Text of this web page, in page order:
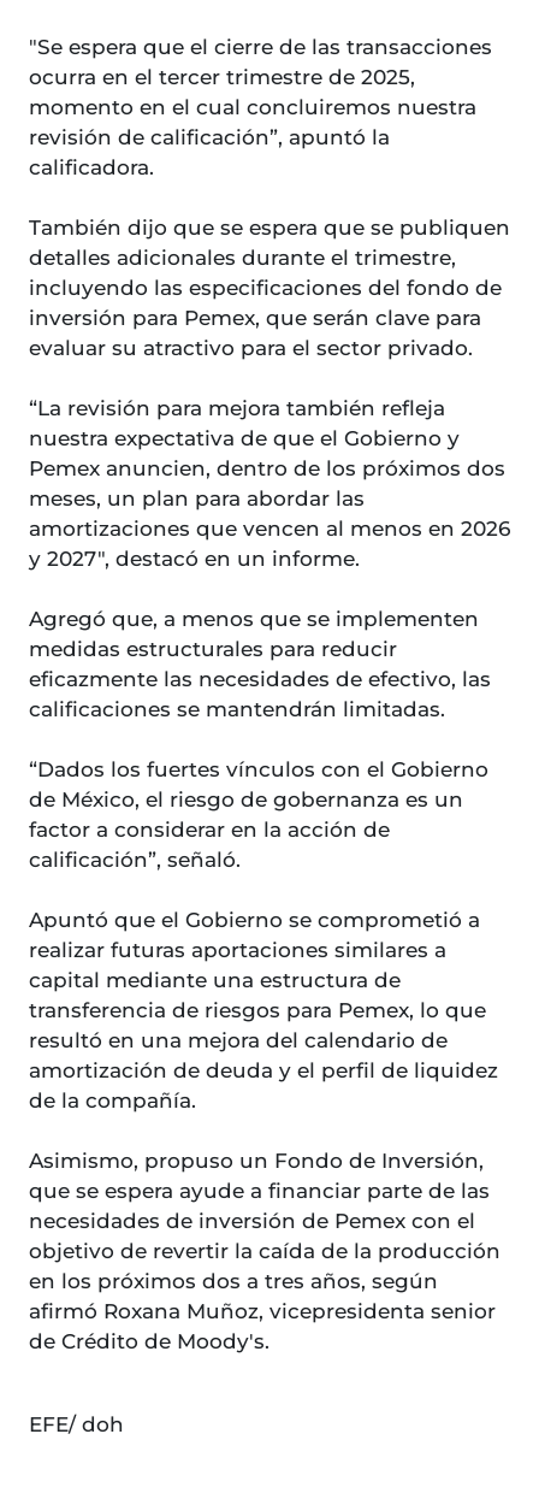
"Se espera que el cierre de las transacciones
ocurra en el tercer trimestre de 2025,
momento en el cual concluiremos nuestra
revisión de calificación”, apuntó la
calificadora.
También dijo que se espera que se publiquen
detalles adicionales durante el trimestre,
incluyendo las especificaciones del fondo de
inversión para Pemex, que serán clave para
evaluar su atractivo para el sector privado.
“La revisión para mejora también refleja
nuestra expectativa de que el Gobierno y
Pemex anuncien, dentro de los próximos dos
meses, un plan para abordar las
amortizaciones que vencen al menos en 2026
y 2027", destacó en un informe.
Agregó que, a menos que se implementen
medidas estructurales para reducir
eficazmente las necesidades de efectivo, las
calificaciones se mantendrán limitadas.
“Dados los fuertes vínculos con el Gobierno
de México, el riesgo de gobernanza es un
factor a considerar en la acción de
calificación”, señaló.
Apuntó que el Gobierno se comprometió a
realizar futuras aportaciones similares a
capital mediante una estructura de
transferencia de riesgos para Pemex, lo que
resultó en una mejora del calendario de
amortización de deuda y el perfil de liquidez
de la compañía.
Asimismo, propuso un Fondo de Inversión,
que se espera ayude a financiar parte de las
necesidades de inversión de Pemex con el
objetivo de revertir la caída de la producción
en los próximos dos a tres años, según
afirmó Roxana Muñoz, vicepresidenta senior
de Crédito de Moody's.
EFE/ doh